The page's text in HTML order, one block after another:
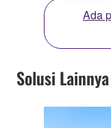
Ada
Solusi Lainnya